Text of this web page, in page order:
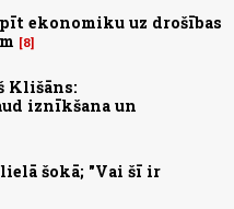
ekonomiku uz drošības
8
Klišāns:
iznīkšana un
šokā; "Vai šī ir